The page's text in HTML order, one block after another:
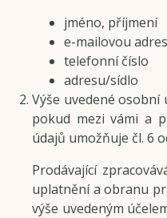
jméno, příjmení
e-mailovou
telefonní číslo
adresu/sídlo
Výše uvedené
pokud mezi vámi a
údajů umožňuje čl. 6
Prodávající
uplatnění a obranu
výše uvedeným